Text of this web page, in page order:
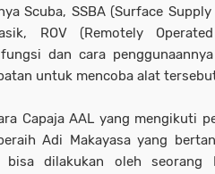
Scuba, SSBA (Surface
ROV (Remotely Operated
dan cara
untuk mencoba alat
Capaja AAL yang mengikuti
Adi Makayasa yang
dilakukan oleh seorang